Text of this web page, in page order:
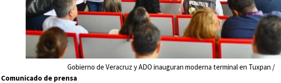
Gobierno de Veracruz y ADO inauguran moderna terminal en Tuxpan /
Comunicado de prensa